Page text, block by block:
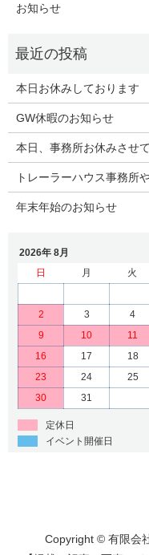
お知らせ
本日お休みしております
GW休暇のお知らせ
本日、事務所お休みさせ
トレーラーハウス事務所
年末年始のお知らせ
2026年 8月
日
月 火
2
3 4
9
10 11
16
17 18
23
24 25
30
31
定休日
イベント開催日
Copyright © 有限会